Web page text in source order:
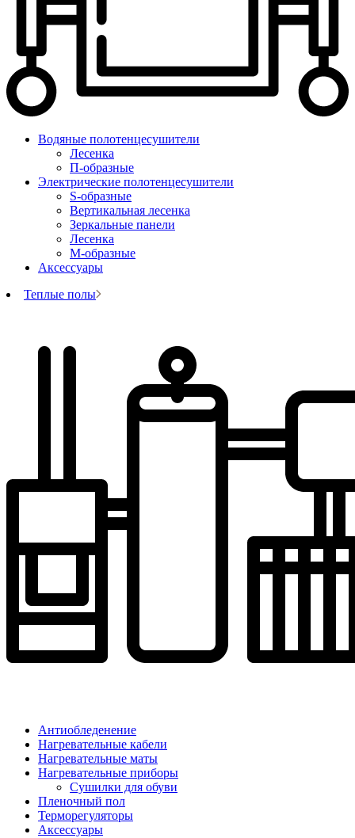
Водяные полотенцесушители
Лесенка
П-образные
Электрические полотенцесушители
S-образные
Вертикальная лесенка
Зеркальные панели
Лесенка
М-образные
Аксессуары
Теплые полы
Антиобледенение
Нагревательные кабели
Нагревательные маты
Нагревательные приборы
Сушилки для обуви
Пленочный пол
Терморегуляторы
Аксессуары